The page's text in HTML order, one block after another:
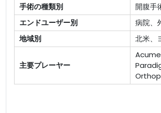
手術の種類別
開腹手
エンドユーザー別
病院、
地域別
北米、
主要プレーヤー